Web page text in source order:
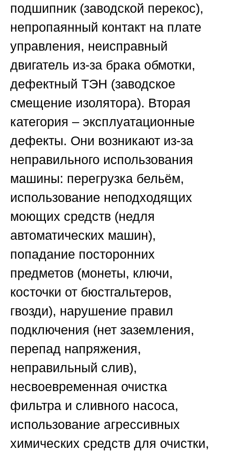
подшипник (заводской перекос),
непропаянный контакт на плате
управления, неисправный
двигатель из-за брака обмотки,
дефектный ТЭН (заводское
смещение изолятора). Вторая
категория – эксплуатационные
дефекты. Они возникают из-за
неправильного использования
машины: перегрузка бельём,
использование неподходящих
моющих средств (недля
автоматических машин),
попадание посторонних
предметов (монеты, ключи,
косточки от бюстгальтеров,
гвозди), нарушение правил
подключения (нет заземления,
перепад напряжения,
неправильный слив),
несвоевременная очистка
фильтра и сливного насоса,
использование агрессивных
химических средств для очистки,